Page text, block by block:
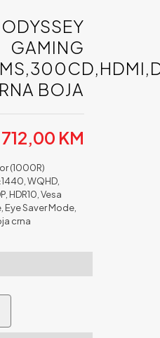
GAMING
BOJA
712,00 KM
(1000R)
WQHD,
HDR10, Vesa
Eye Saver Mode,
crna